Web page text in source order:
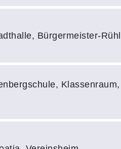
Bürgermeister-
Klassenraum,